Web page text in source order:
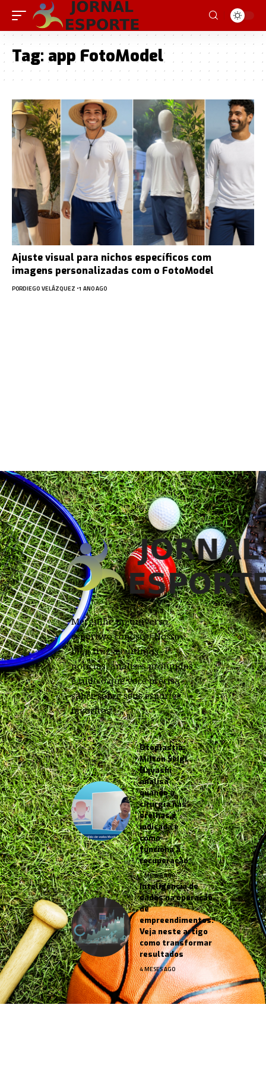
Tag: app FotoModel
Ajuste visual para nichos específicos com
imagens personalizadas com o FotoModel
PORDIEGO VELÁZQUEZ 1 ANO AGO
Mergulhe no universo
esportivo conosco! Nosso
blog traz as últimas
notícias, análises profundas
e tudo o que você precisa
saber sobre seus esportes
favoritos.
Otoplastia:
Milton Seigi
Hayashi
analisa
quando a
cirurgia nas
orelhas é
indicada e
como
funciona a
recuperação
5 MESES AGO
Inteligência de
dados na operação
de
empreendimentos:
Veja neste artigo
como transformar
resultados
4 MESES AGO